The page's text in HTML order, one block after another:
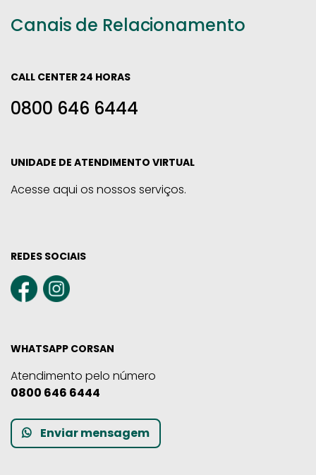
Canais de Relacionamento
CALL CENTER 24 HORAS
0800 646 6444
UNIDADE DE ATENDIMENTO VIRTUAL
Acesse aqui os nossos serviços.
REDES SOCIAIS
WHATSAPP CORSAN
Atendimento pelo número
0800 646 6444
Enviar mensagem